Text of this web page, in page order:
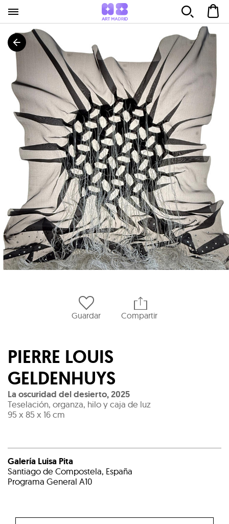
Guardar Compartir
PIERRE LOUIS
GELDENHUYS
La oscuridad del desierto,2025
Teselación, organza, hilo y caja de luz
95 x 85 x 16 cm
Galería Luisa Pita
Santiago de Compostela, España
Programa General A10